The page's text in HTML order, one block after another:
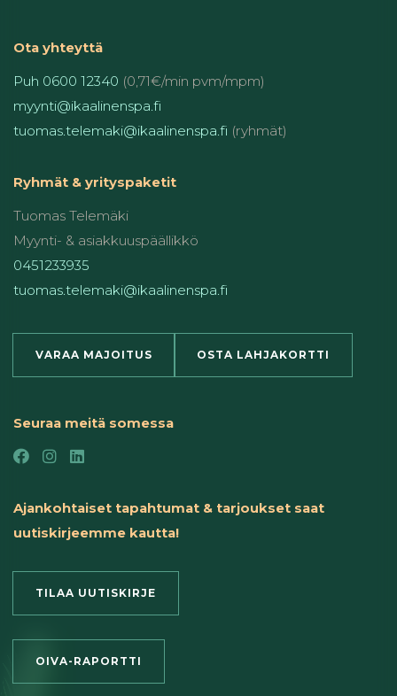
Ota yhteyttä
Puh 0600 12340 (0,71€/min pvm/mpm)
myynti@ikaalinenspa.fi
tuomas.telemaki@ikaalinenspa.fi (ryhmät)
Ryhmät & yrityspaketit
Tuomas Telemäki
Myynti- & asiakkuuspäällikkö
0451233935
tuomas.telemaki@ikaalinenspa.fi
VARAA MAJOITUS OSTA LAHJAKORTTI
Seuraa meitä somessa
Ajankohtaiset tapahtumat & tarjoukset saat
uutiskirjeemme kautta!
TILAA UUTISKIRJE
OIVA-RAPORTTI